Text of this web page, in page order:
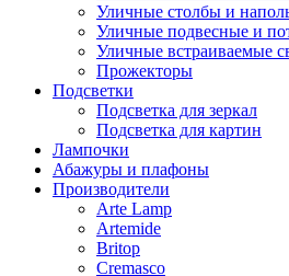
Уличные столбы и
Уличные подвесные и
Уличные встраиваемые
Прожекторы
Подсветки
Подсветка для зеркал
Подсветка для картин
Лампочки
Абажуры и плафоны
Производители
Arte Lamp
Artemide
Britop
Cremasco